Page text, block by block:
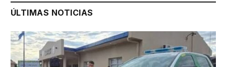
ÚLTIMAS NOTICIAS